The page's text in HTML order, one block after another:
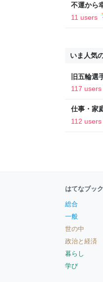
不運から
11 users
いま人気
旧五輪選
ルで挑む
117 users
仕事・家
後の自分
112 users
はてなブッ
総合
一般
世の中
政治と経済
暮らし
学び